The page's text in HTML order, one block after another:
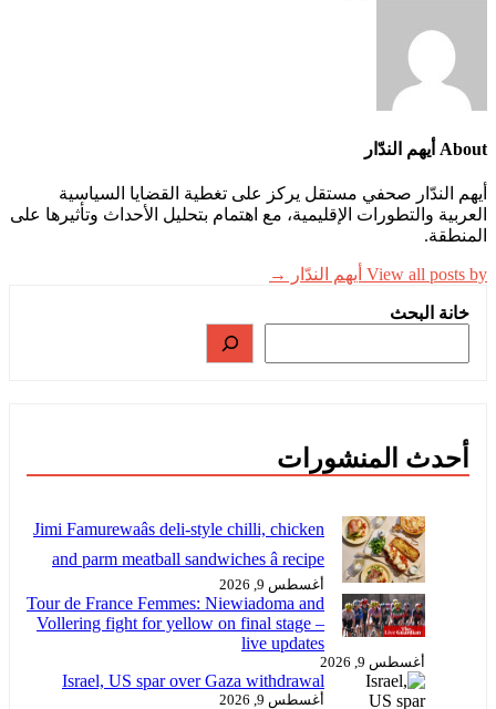
About أيهم الندّار
أيهم الندّار صحفي مستقل يركز على تغطية القضايا السياسية
العربية والتطورات الإقليمية، مع اهتمام بتحليل الأحداث وتأثيرها على
المنطقة.
View all posts by أيهم الندّار →
خانة البحث
أحدث المنشورات
Jimi Famurewaâs deli-style chilli, chicken
and parm meatball sandwiches â recipe
أغسطس 9, 2026
Tour de France Femmes: Niewiadoma and
Vollering fight for yellow on final stage –
live updates
أغسطس 9, 2026
Israel, US spar over Gaza withdrawal
أغسطس 9, 2026